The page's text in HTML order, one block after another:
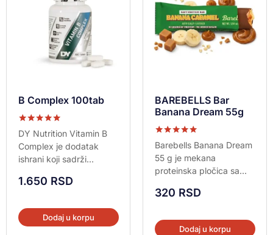
B Complex 100tab
Ocenjeno sa
5.00
od 5
DY Nutrition Vitamin B
Complex je dodatak
ishrani koji sadrži...
1.650 RSD
Dodaj u korpu
BAREBELLS Bar
Banana Dream 55g
Ocenjeno sa
5.00
od 5
Barebells Banana Dream
55 g je mekana
proteinska pločica sa...
320 RSD
Dodaj u korpu